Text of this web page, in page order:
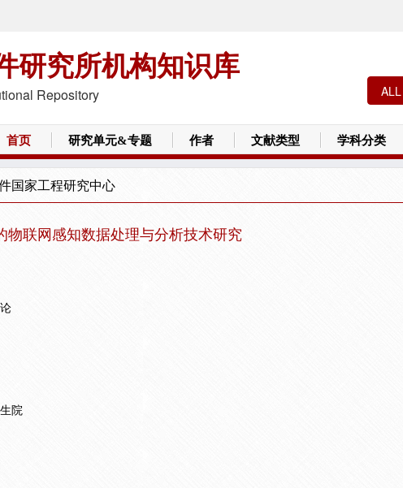
研究所机构知识库
Repository
首页 研究单元&专题 作者 文献类型 学科分类
国家工程研究中心
物联网感知数据处理与分析技术研究
院